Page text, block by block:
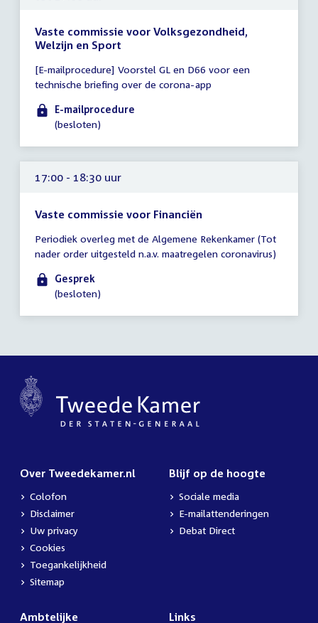
Vaste commissie voor Volksgezondheid,
Welzijn en Sport
vergadering
tot
17:00
uur
[E-mailprocedure] Voorstel GL en D66 voor een
technische briefing over de corona-app
E-mailprocedure
(besloten)
17:00 - 18:30 uur
Vaste commissie voor Financiën
vergadering
17:00
18:30
Periodiek overleg met de Algemene Rekenkamer (Tot
nader order uitgesteld n.a.v. maatregelen coronavirus)
Gesprek
(besloten)
Over Tweedekamer.nl
Colofon
Disclaimer
Uw privacy
Cookies
Toegankelijkheid
Sitemap
Blijf op de hoogte
Sociale media
E-mailattenderingen
Debat Direct
Ambtelijke Links